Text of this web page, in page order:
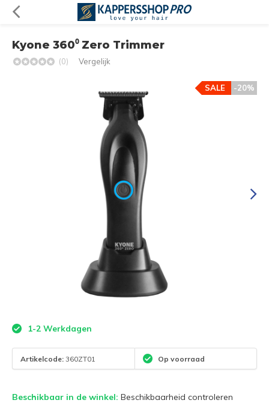
Kyone 360⁰ Zero Trimmer
(0) Vergelijk
-20%
SALE
1-2 Werkdagen
Artikelcode: 360ZT01 Op voorraad
Beschikbaar in de winkel: Beschikbaarheid controleren